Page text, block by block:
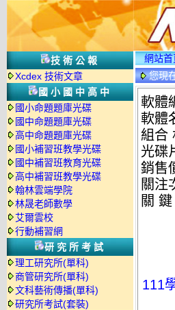
技術公報
Xcdex 技術文章
國小國中高中
國小命題題庫光碟
國中命題題庫光碟
高中命題題庫光碟
國小補習班教學光碟
國中補習班教育光碟
高中補習班教學光碟
翰林雲端學院
林晟老師數學
艾爾雲校
行動補習網
研究所考試
理工研究所(單科)
商管研究所(單科)
文科藝術傳播(單科)
研究所考試(套裝)
網站首
您現
軟體
軟體
組合
光碟
銷售
關注
關 鍵
111